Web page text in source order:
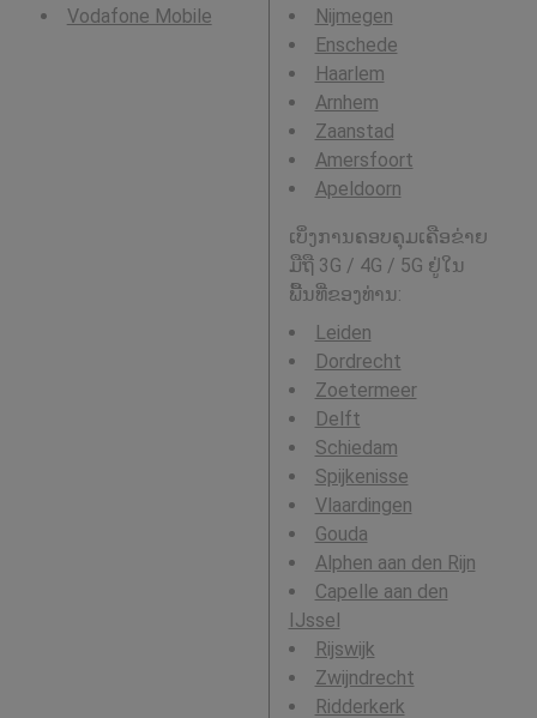
Vodafone Mobile
Nijmegen
Enschede
Haarlem
Arnhem
Zaanstad
Amersfoort
Apeldoorn
ເບິ່ງການຄອບຄຸມເຄືອຂ່າຍ
ມືຖື 3G / 4G / 5G ຢູ່ໃນ
ພື້ນທີ່ຂອງທ່ານ:
Leiden
Dordrecht
Zoetermeer
Delft
Schiedam
Spijkenisse
Vlaardingen
Gouda
Alphen aan den Rijn
Capelle aan den
IJssel
Rijswijk
Zwijndrecht
Ridderkerk